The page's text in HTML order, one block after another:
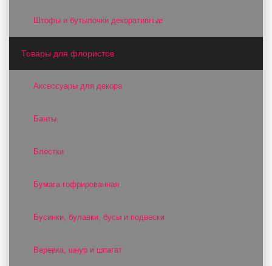
Штофы и бутылочки декоративные
Товары для флористов
Аксессуары для декора
Банты
Блестки
Бумага гофрированная
Бусинки, булавки, бусы и подвески
Веревка, шнур и шпагат